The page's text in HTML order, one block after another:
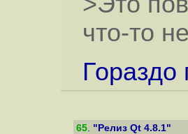
что-то
Гораздо
65. "Релиз Qt 4.8.1"